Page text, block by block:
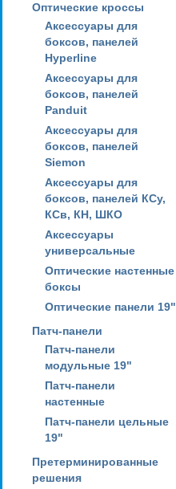
Оптические кроссы
Аксессуары для
боксов, панелей
Hyperline
Аксессуары для
боксов, панелей
Panduit
Аксессуары для
боксов, панелей
Siemon
Аксессуары для
боксов, панелей КСу,
КСв, КН, ШКО
Аксессуары
универсальные
Оптические настенные
боксы
Оптические панели 19"
Патч-панели
Патч-панели
модульные 19"
Патч-панели
настенные
Патч-панели цельные
19"
Претерминированные
решения